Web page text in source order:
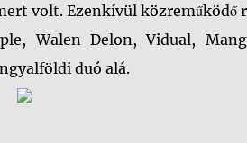
volt. Ezenkívül közreműködő
Walen Delon, Vidual,
duó alá.